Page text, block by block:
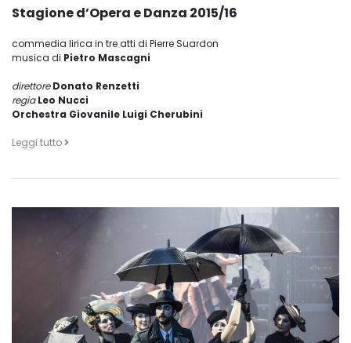
Stagione d’Opera e Danza 2015/16
commedia lirica in tre atti di Pierre Suardon
musica di Pietro Mascagni
direttore Donato Renzetti
regia Leo Nucci
Orchestra Giovanile Luigi Cherubini
Leggi tutto